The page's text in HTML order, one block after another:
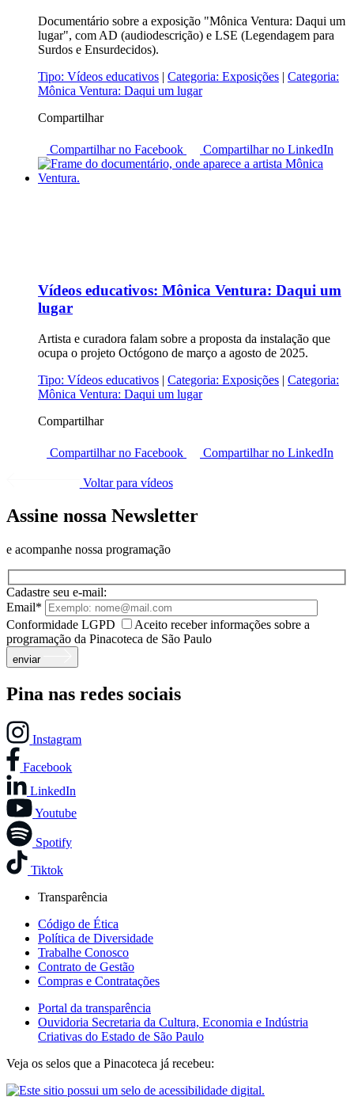
Documentário sobre a exposição "Mônica Ventura: Daqui um
lugar", com AD (audiodescrição) e LSE (Legendagem para
Surdos e Ensurdecidos).
Tipo: Vídeos educativos | Categoria: Exposições | Categoria:
Mônica Ventura: Daqui um lugar
Compartilhar
Compartilhar no Facebook Compartilhar no LinkedIn
Vídeos educativos: Mônica Ventura: Daqui um
lugar
Artista e curadora falam sobre a proposta da instalação que
ocupa o projeto Octógono de março a agosto de 2025.
Tipo: Vídeos educativos | Categoria: Exposições | Categoria:
Mônica Ventura: Daqui um lugar
Compartilhar
Compartilhar no Facebook Compartilhar no LinkedIn
Voltar para vídeos
Assine nossa Newsletter
e acompanhe nossa programação
Cadastre seu e-mail:
Email*
Conformidade LGPD
Aceito receber informações sobre a
programação da Pinacoteca de São Paulo
enviar
Pina nas redes sociais
Instagram
Facebook
LinkedIn
Youtube
Spotify
Tiktok
Transparência
Código de Ética
Política de Diversidade
Trabalhe Conosco
Contrato de Gestão
Compras e Contratações
Portal da transparência
Ouvidoria Secretaria da Cultura, Economia e Indústria
Criativas do Estado de São Paulo
Veja os selos que a Pinacoteca já recebeu: